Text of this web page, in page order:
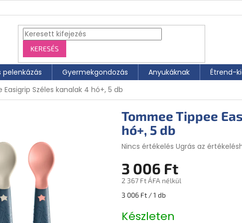
KERESÉS
pelenkázás Gyermekgondozás Anyukáknak Étrend-
Széles kanalak 4 hó+, 5 db
Tommee Tippee
hó+, 5 db
A
átlagos
értékelése
5-
ből
csillag.
Nincs értékelés Ugrás az
3 006 Ft
2 367 Ft ÁFA nélkül
Egységár:
3 006 Ft / 1 db
Készleten